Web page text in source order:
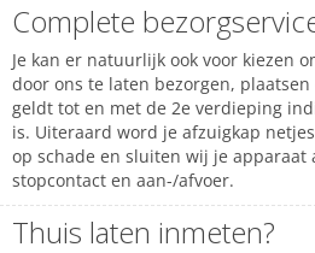
Complete
Je kan er natuurlijk ook voor kiezen
door ons te laten bezorgen,
geldt tot en met de 2e verdieping
is. Uiteraard word je afzuigkap
op schade en sluiten wij je apparaat
stopcontact en aan-/afvoer.
Thuis laten inmeten?